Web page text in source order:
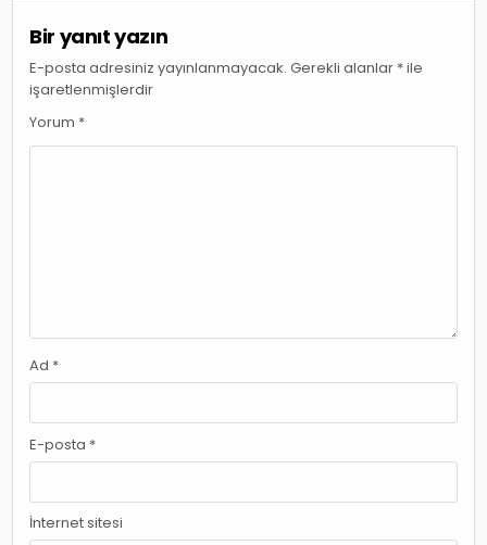
Bir yanıt yazın
E-posta adresiniz yayınlanmayacak. Gerekli alanlar *ile
işaretlenmişlerdir
Yorum *
Ad *
E-posta *
İnternet sitesi